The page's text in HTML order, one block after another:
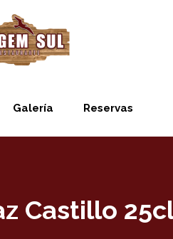
Galería Reservas
Castillo